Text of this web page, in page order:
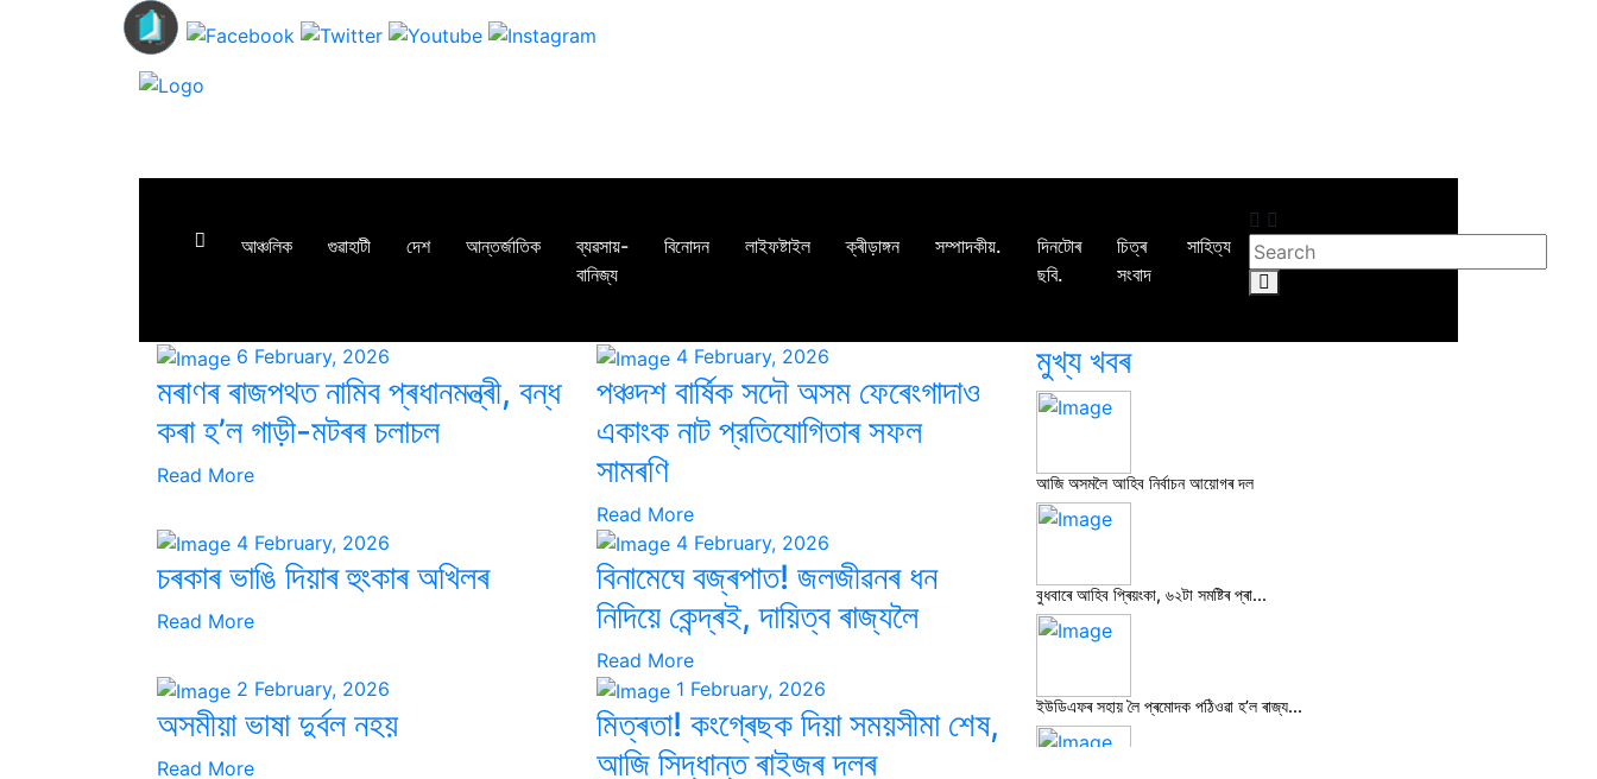
আঞ্চলিক গুৱাহাটী দেশ আন্তৰ্জাতিক
ব্যৱসায়-
বানিজ্য
বিনোদন লাইফষ্টাইল ক্ৰীড়াঙ্গন সম্পাদকীয়.
দিনটোৰ
ছবি.
চিত্ৰ
সংবাদ
সাহিত্য
6 February, 2026
মৰাণৰ ৰাজপথত নামিব প্ৰধানমন্ত্ৰী, বন্ধ
কৰা হ’ল গাড়ী-মটৰৰ চলাচল
Read More
4 February, 2026
পঞ্চদশ বার্ষিক সদৌ অসম ফেৰেংগাদাও
একাংক নাট প্রতিযোগিতাৰ সফল
সামৰণি
Read More
4 February, 2026
চৰকাৰ ভাঙি দিয়াৰ হুংকাৰ অখিলৰ
Read More
4 February, 2026
বিনামেঘে বজ্ৰপাত! জলজীৱনৰ ধন
নিদিয়ে কেন্দ্ৰই, দায়িত্ব ৰাজ্যলৈ
Read More
2 February, 2026
অসমীয়া ভাষা দুৰ্বল নহয়
Read More
1 February, 2026
মিত্ৰতা! কংগ্ৰেছক দিয়া সময়সীমা শেষ,
আজি সিদ্ধান্ত ৰাইজৰ দলৰ
মুখ্য খবৰ
আজি অসমলৈ আহিব নিৰ্বাচন আয়োগৰ দল
বুধবাৰে আহিব প্ৰিয়ংকা, ৬২টা সমষ্টিৰ প্ৰা...
ইউডিএফৰ সহায় লৈ প্ৰমোদক পঠিওৱা হ’ল ৰাজ্য...